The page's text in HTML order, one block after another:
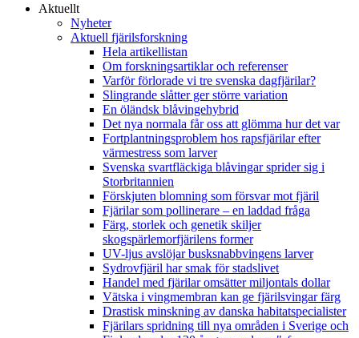
Aktuellt
Nyheter
Aktuell fjärilsforskning
Hela artikellistan
Om forskningsartiklar och referenser
Varför förlorade vi tre svenska dagfjärilar?
Slingrande slåtter ger större variation
En öländsk blåvingehybrid
Det nya normala får oss att glömma hur det var
Fortplantningsproblem hos rapsfjärilar efter
värmestress som larver
Svenska svartfläckiga blåvingar sprider sig i
Storbritannien
Förskjuten blomning som försvar mot fjäril
Fjärilar som pollinerare – en laddad fråga
Färg, storlek och genetik skiljer
skogspärlemorfjärilens former
UV-ljus avslöjar busksnabbvingens larver
Sydrovfjäril har smak för stadslivet
Handel med fjärilar omsätter miljontals dollar
Vätska i vingmembran kan ge fjärilsvingar färg
Drastisk minskning av danska habitatspecialister
Fjärilars spridning till nya områden i Sverige och